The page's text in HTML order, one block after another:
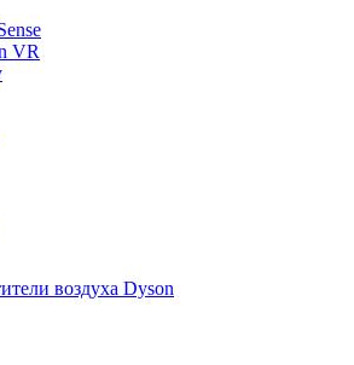
VR
воздуха Dyson